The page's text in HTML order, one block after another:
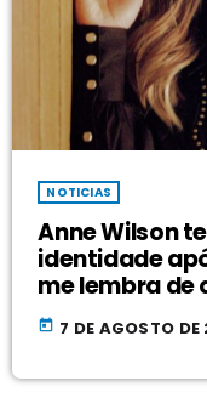
NOTICIAS
Anne Wilson
identidade
me lembra de
today 7 DE AGOSTO DE